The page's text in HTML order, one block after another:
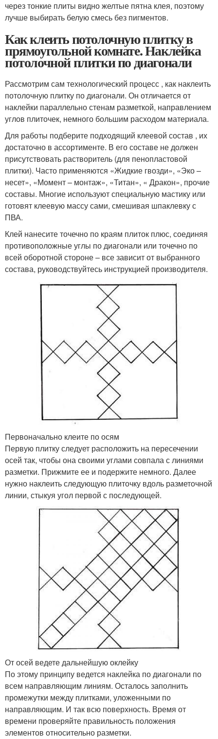
через тонкие плиты видно желтые пятна клея, поэтому
лучше выбирать белую смесь без пигментов.
Как клеить потолочную плитку в
прямоугольной комнате. Наклейка
потолочной плитки по диагонали
Рассмотрим сам технологический процесс , как наклеить
потолочную плитку по диагонали. Он отличается от
наклейки параллельно стенам разметкой, направлением
углов плиточек, немного большим расходом материала.
Для работы подберите подходящий клеевой состав , их
достаточно в ассортименте. В его составе не должен
присутствовать растворитель (для пенопластовой
плитки). Часто применяются «Жидкие гвозди», «Эко –
несет», «Момент – монтаж», «Титан», « Дракон», прочие
составы. Многие используют специальную мастику или
готовят клеевую массу сами, смешивая шпаклевку с
ПВА.
Клей нанесите точечно по краям плиток плюс, соединяя
противоположные углы по диагонали или точечно по
всей оборотной стороне – все зависит от выбранного
состава, руководствуйтесь инструкцией производителя.
Первоначально клеите по осям
Первую плитку следует расположить на пересечении
осей так, чтобы она своими углами совпала с линиями
разметки. Прижмите ее и подержите немного. Далее
нужно наклеить следующую плиточку вдоль разметочной
линии, стыкуя угол первой с последующей.
От осей ведете дальнейшую оклейку
По этому принципу ведется наклейка по диагонали по
всем направляющим линиям. Осталось заполнить
промежутки между плитками, уложенными по
направляющим. И так всю поверхность. Время от
времени проверяйте правильность положения
элементов относительно разметки.